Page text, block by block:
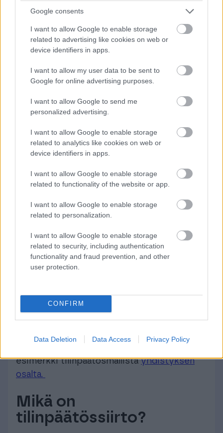
Google consents
I want to allow Google to enable storage
related to advertising like cookies on web or
device identifiers in apps.
I want to allow my user data to be sent to
Google for online advertising purposes.
I want to allow Google to send me
personalized advertising.
I want to allow Google to enable storage
related to analytics like cookies on web or
device identifiers in apps.
I want to allow Google to enable storage
related to functionality of the website or app.
I want to allow Google to enable storage
related to personalization.
I want to allow Google to enable storage
related to security, including authentication
functionality and fraud prevention, and other
user protection.
CONFIRM
Data Deletion Data Access Privacy Policy
Mitä jos tilinpäätös on
Aikarajasta myöhästyminen nostaa
käsittelymaksun 85 euroon. Muutoin
tilinpäätösilmoituksen hinta on maksuton.
kaupparekisteristä osakeyhtiön, joka ei
tilinpäätösasiakirjoja vuoden sisällä
tilikauden päättymisestä.
Miltä tilinpäätös näyttää?
Katso tästä esimerkki tilinpäätösmallista
esimerkki tilinpäätösmallistayhdistyksen
osalta.
Mikä on
tilinpäätössiirto?